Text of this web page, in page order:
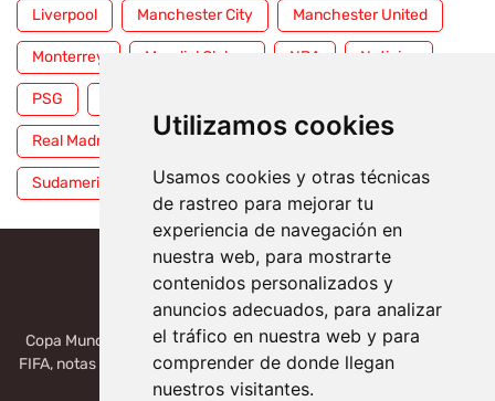
Utilizamos cookies
Usamos cookies y otras técnicas
de rastreo para mejorar tu
experiencia de navegación en
nuestra web, para mostrarte
contenidos personalizados y
anuncios adecuados, para analizar
el tráfico en nuestra web y para
comprender de donde llegan
nuestros visitantes.
Liverpool Manchester City Manchester United
Monterrey Mundial Clubes NBA Noticias
PSG
Real Madrid Selección Mexicana Serie A
Sudamericana Tigres Toluca UFC WWE
Copa Mundial 2026, México, USA, Canadá: Copa del Mundo de la
FIFA, notas deportivas de la liga de Serie A, Liga MX, LALIGA. Toda
la información del futbol mundial.